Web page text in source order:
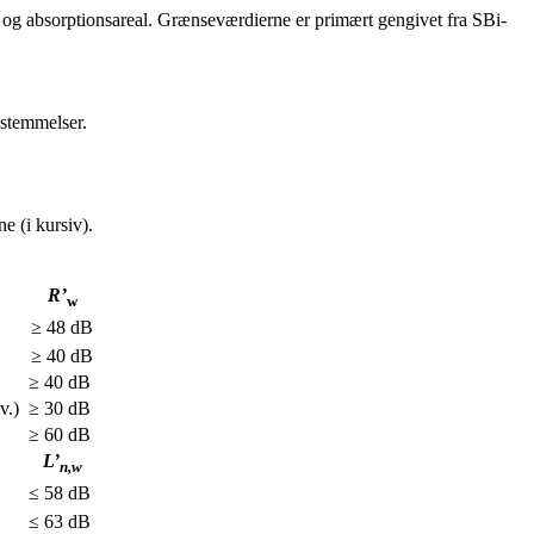
absorptionsareal. Grænseværdierne er primært gengivet fra SBi-
(i kursiv).
R’w
≥ 48 dB
≥ 40 dB
≥ 40 dB
≥ 30 dB
≥ 60 dB
L’n,w
≤ 58 dB
≤ 63 dB